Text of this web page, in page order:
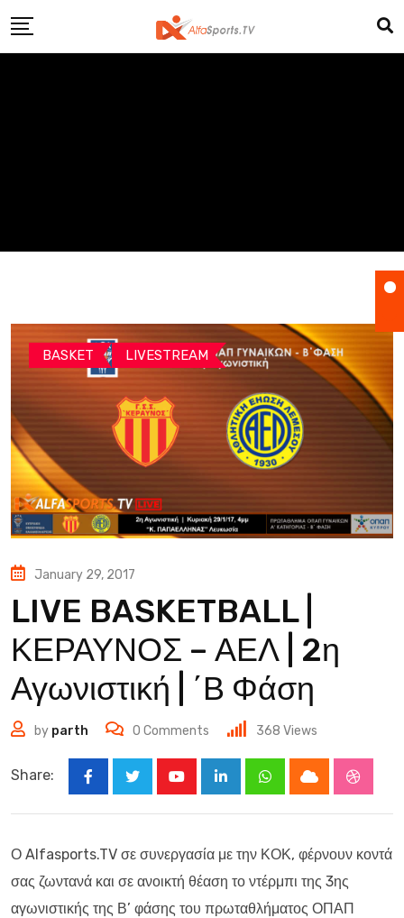
to
BASKET LIVESTREAM
January 29, 2017
LIVE BASKETBALL |
ΚΕΡΑΥΝΟΣ – ΑΕΛ | 2η
Αγωνιστική | ΄Β Φάση
by parth 0 Comments 368 Views
Share:
LinkedInWhatsappCloud
Ο Alfasports.TV σε συνεργασία με την ΚΟΚ, φέρνουν κοντά
σας ζωντανά και σε ανοικτή θέαση το ντέρμπι της 3ης
αγωνιστικής της Β’ φάσης του πρωταθλήματος ΟΠΑΠ